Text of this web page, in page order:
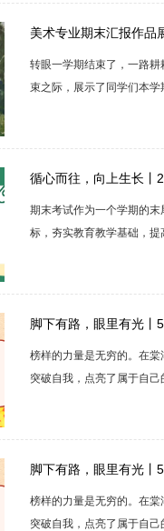
美术专业期末汇报作品
转眼一学期结束了，一路
束之际，展示了同学们本
循心而往，向上生长丨
期末考试作为一个学期的
标，夯实教育教学基础，
脚下有路，眼里有光丨
榜样的力量是无穷的。在
突破自我，点亮了属于自
脚下有路，眼里有光丨
榜样的力量是无穷的。在
突破自我，点亮了属于自